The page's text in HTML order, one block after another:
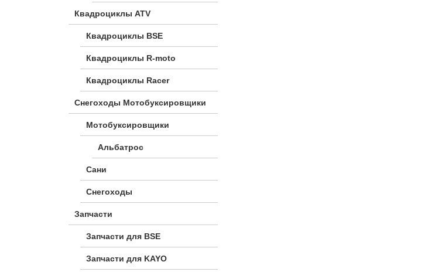
Квадроциклы ATV
Квадроциклы BSE
Квадроциклы R-moto
Квадроциклы Racer
Снегоходы Мотобуксировщики
Мотобуксировщики
Альбатрос
Сани
Снегоходы
Запчасти
Запчасти для BSE
Запчасти для KAYO